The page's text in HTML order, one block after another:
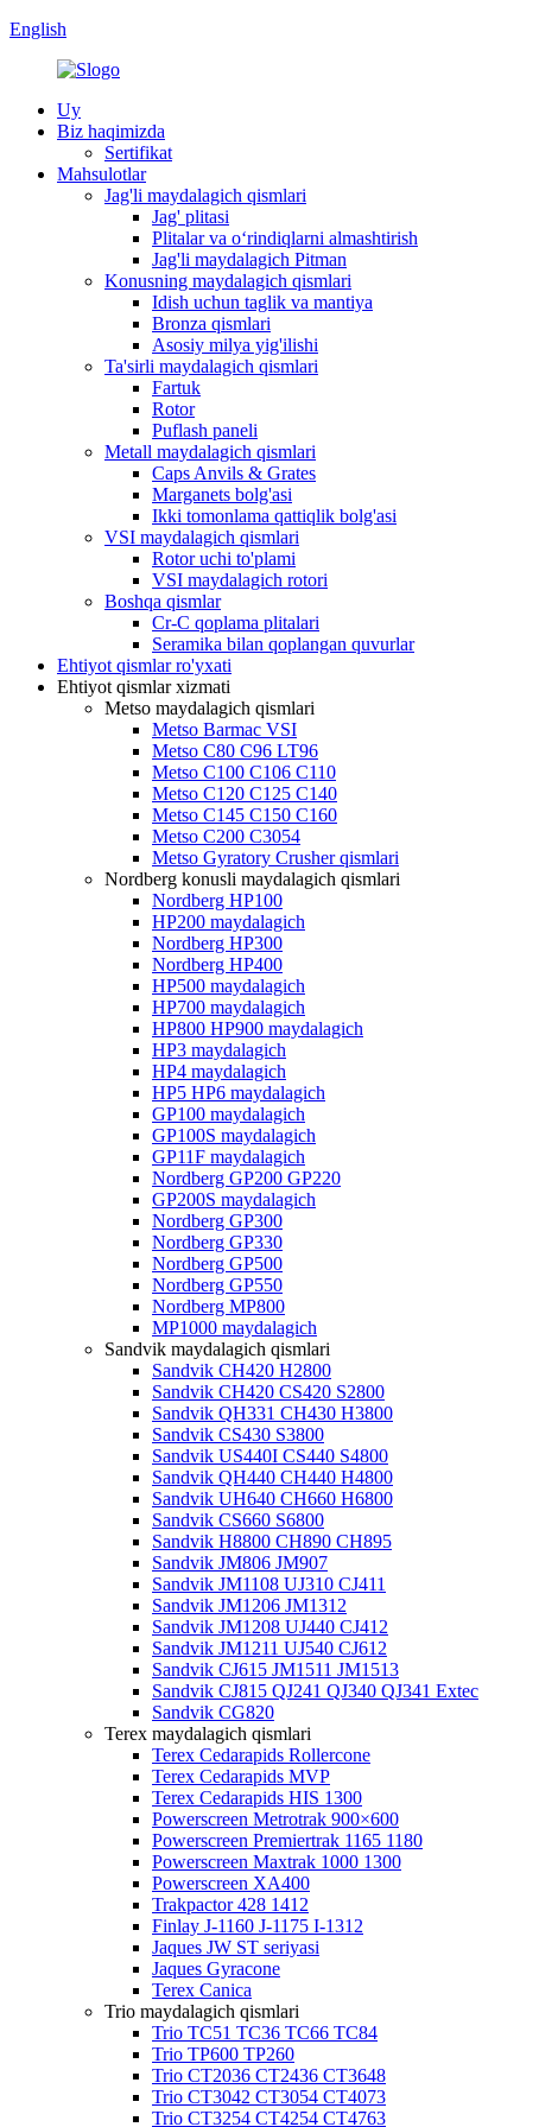
English
Uy
Biz haqimizda
Sertifikat
Mahsulotlar
Jag'li maydalagich qismlari
Jag' plitasi
Plitalar va oʻrindiqlarni almashtirish
Jag'li maydalagich Pitman
Konusning maydalagich qismlari
Idish uchun taglik va mantiya
Bronza qismlari
Asosiy milya yig'ilishi
Ta'sirli maydalagich qismlari
Fartuk
Rotor
Puflash paneli
Metall maydalagich qismlari
Caps Anvils & Grates
Marganets bolg'asi
Ikki tomonlama qattiqlik bolg'asi
VSI maydalagich qismlari
Rotor uchi to'plami
VSI maydalagich rotori
Boshqa qismlar
Cr-C qoplama plitalari
Seramika bilan qoplangan quvurlar
Ehtiyot qismlar ro'yxati
Ehtiyot qismlar xizmati
Metso maydalagich qismlari
Metso Barmac VSI
Metso C80 C96 LT96
Metso C100 C106 C110
Metso C120 C125 C140
Metso C145 C150 C160
Metso C200 C3054
Metso Gyratory Crusher qismlari
Nordberg konusli maydalagich qismlari
Nordberg HP100
HP200 maydalagich
Nordberg HP300
Nordberg HP400
HP500 maydalagich
HP700 maydalagich
HP800 HP900 maydalagich
HP3 maydalagich
HP4 maydalagich
HP5 HP6 maydalagich
GP100 maydalagich
GP100S maydalagich
GP11F maydalagich
Nordberg GP200 GP220
GP200S maydalagich
Nordberg GP300
Nordberg GP330
Nordberg GP500
Nordberg GP550
Nordberg MP800
MP1000 maydalagich
Sandvik maydalagich qismlari
Sandvik CH420 H2800
Sandvik CH420 CS420 S2800
Sandvik QH331 CH430 H3800
Sandvik CS430 S3800
Sandvik US440I CS440 S4800
Sandvik QH440 CH440 H4800
Sandvik UH640 CH660 H6800
Sandvik CS660 S6800
Sandvik H8800 CH890 CH895
Sandvik JM806 JM907
Sandvik JM1108 UJ310 CJ411
Sandvik JM1206 JM1312
Sandvik JM1208 UJ440 CJ412
Sandvik JM1211 UJ540 CJ612
Sandvik CJ615 JM1511 JM1513
Sandvik CJ815 QJ241 QJ340 QJ341 Extec
Sandvik CG820
Terex maydalagich qismlari
Terex Cedarapids Rollercone
Terex Cedarapids MVP
Terex Cedarapids HIS 1300
Powerscreen Metrotrak 900×600
Powerscreen Premiertrak 1165 1180
Powerscreen Maxtrak 1000 1300
Powerscreen XA400
Trakpactor 428 1412
Finlay J-1160 J-1175 I-1312
Jaques JW ST seriyasi
Jaques Gyracone
Terex Canica
Trio maydalagich qismlari
Trio TC51 TC36 TC66 TC84
Trio TP600 TP260
Trio CT2036 CT2436 CT3648
Trio CT3042 CT3054 CT4073
Trio CT3254 CT4254 CT4763